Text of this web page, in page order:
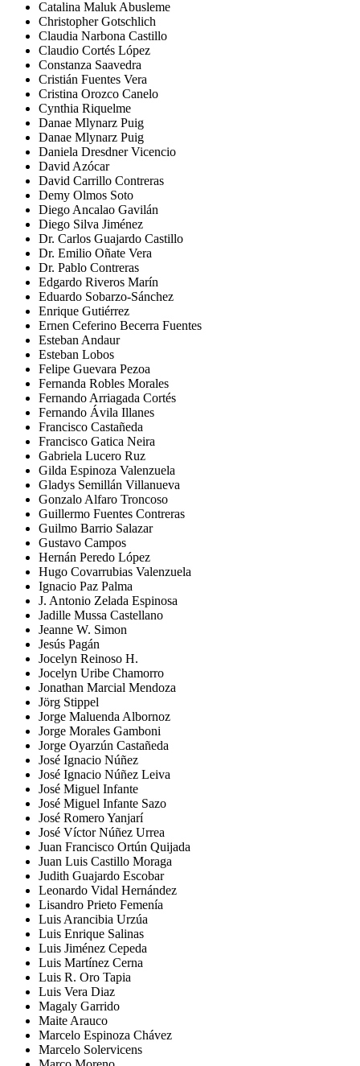
Catalina Maluk Abusleme
Christopher Gotschlich
Claudia Narbona Castillo
Claudio Cortés López
Constanza Saavedra
Cristián Fuentes Vera
Cristina Orozco Canelo
Cynthia Riquelme
Danae Mlynarz Puig
Danae Mlynarz Puig
Daniela Dresdner Vicencio
David Azócar
David Carrillo Contreras
Demy Olmos Soto
Diego Ancalao Gavilán
Diego Silva Jiménez
Dr. Carlos Guajardo Castillo
Dr. Emilio Oñate Vera
Dr. Pablo Contreras
Edgardo Riveros Marín
Eduardo Sobarzo-Sánchez
Enrique Gutiérrez
Ernen Ceferino Becerra Fuentes
Esteban Andaur
Esteban Lobos
Felipe Guevara Pezoa
Fernanda Robles Morales
Fernando Arriagada Cortés
Fernando Ávila Illanes
Francisco Castañeda
Francisco Gatica Neira
Gabriela Lucero Ruz
Gilda Espinoza Valenzuela
Gladys Semillán Villanueva
Gonzalo Alfaro Troncoso
Guillermo Fuentes Contreras
Guilmo Barrio Salazar
Gustavo Campos
Hernán Peredo López
Hugo Covarrubias Valenzuela
Ignacio Paz Palma
J. Antonio Zelada Espinosa
Jadille Mussa Castellano
Jeanne W. Simon
Jesús Pagán
Jocelyn Reinoso H.
Jocelyn Uribe Chamorro
Jonathan Marcial Mendoza
Jörg Stippel
Jorge Maluenda Albornoz
Jorge Morales Gamboni
Jorge Oyarzún Castañeda
José Ignacio Núñez
José Ignacio Núñez Leiva
José Miguel Infante
José Miguel Infante Sazo
José Romero Yanjarí
José Víctor Núñez Urrea
Juan Francisco Ortún Quijada
Juan Luis Castillo Moraga
Judith Guajardo Escobar
Leonardo Vidal Hernández
Lisandro Prieto Femenía
Luis Arancibia Urzúa
Luis Enrique Salinas
Luis Jiménez Cepeda
Luis Martínez Cerna
Luis R. Oro Tapia
Luis Vera Diaz
Magaly Garrido
Maite Arauco
Marcelo Espinoza Chávez
Marcelo Solervicens